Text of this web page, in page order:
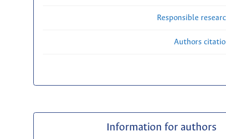
Responsible
Authors
Information for authors